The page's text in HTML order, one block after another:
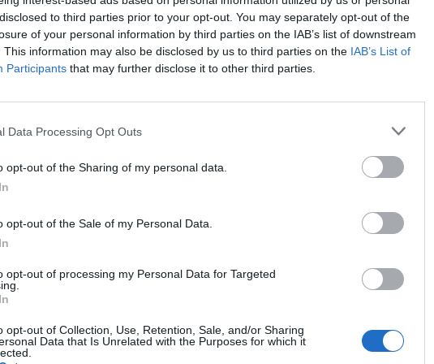
to third parties prior to your opt-out. You may separately opt-out of the
of your personal information by third parties on the IAB’s list of downstream
This information may also be disclosed by us to third parties on the IAB’s List of
Participants that may further disclose it to other third parties.
Data Processing Opt Outs
opt-out of the Sharing of my personal data.
opt-out of the Sale of my Personal Data.
opt-out of processing my Personal Data for Targeted
opt-out of Collection, Use, Retention, Sale, and/or Sharing
Data that Is Unrelated with the Purposes for which it
Υπηρεσία και στόχους:
ομάδων.
και για ΑμΕΑ.
με σχεδιασμό και επάρκεια σε μέσα και
Ινστιτούτου, συνεργασία με
υγρών αποβλήτων
των υπαρχόντων μελετών, την συνέχιση των
& Τουρισμός με την συνεργασία των φορέων.